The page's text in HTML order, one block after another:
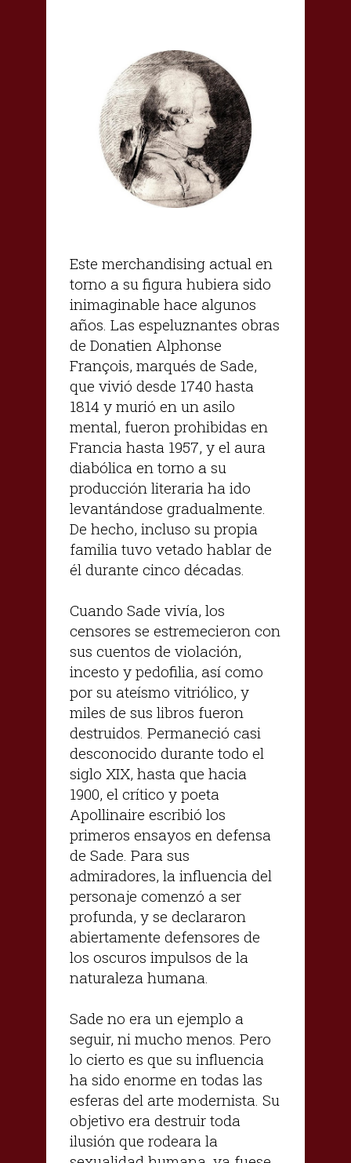
Este merchandising actual en
torno a su figura hubiera sido
inimaginable hace algunos
años. Las espeluznantes obras
de Donatien Alphonse
François, marqués de Sade,
que vivió desde 1740 hasta
1814 y murió en un asilo
mental, fueron prohibidas en
Francia hasta 1957, y el aura
diabólica en torno a su
producción literaria ha ido
levantándose gradualmente.
De hecho, incluso su propia
familia tuvo vetado hablar de
él durante cinco décadas.
Cuando Sade vivía, los
censores se estremecieron con
sus cuentos de violación,
incesto y pedofilia, así como
por su ateísmo vitriólico, y
miles de sus libros fueron
destruidos. Permaneció casi
desconocido durante todo el
siglo XIX, hasta que hacia
1900, el crítico y poeta
Apollinaire escribió los
primeros ensayos en defensa
de Sade. Para sus
admiradores, la influencia del
personaje comenzó a ser
profunda, y se declararon
abiertamente defensores de
los oscuros impulsos de la
naturaleza humana.
Sade no era un ejemplo a
seguir, ni mucho menos. Pero
lo cierto es que su influencia
ha sido enorme en todas las
esferas del arte modernista. Su
objetivo era destruir toda
ilusión que rodeara la